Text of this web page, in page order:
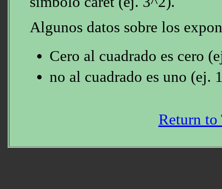
Algunos datos sobre los
Cero al cuadrado es cero
no al cuadrado es uno (ej.
Return to